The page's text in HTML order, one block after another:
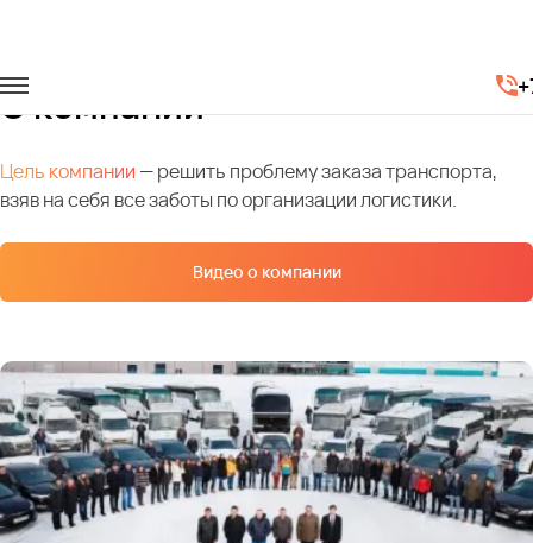
О компании
Цель компании — решить проблему заказа транспорта,
взяв на себя все заботы по организации логистики.
Видео о компании